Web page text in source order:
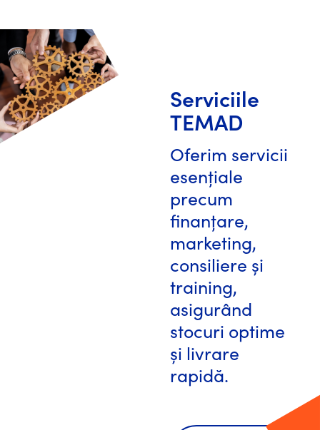
Serviciile
TEMAD
Oferim servicii
esențiale
precum
finanțare,
marketing,
consiliere și
training,
asigurând
stocuri optime
și livrare
rapidă.